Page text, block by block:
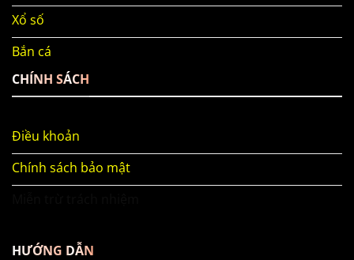
Xổ số
Bắn cá
CHÍNH SÁCH
Điều khoản
Chính sách bảo mật
HƯỚNG DẪN